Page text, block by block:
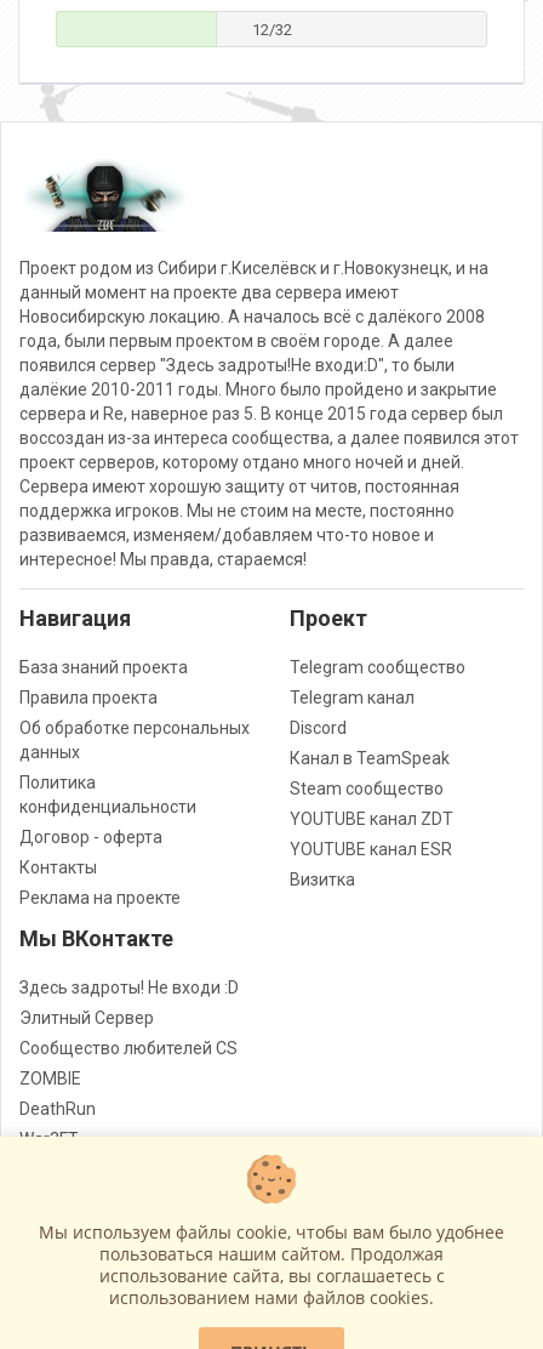
12/32
Проект родом из Сибири г.Киселёвск и г.Новокузнецк, и на
данный момент на проекте два сервера имеют
Новосибирскую локацию. А началось всё с далёкого 2008
года, были первым проектом в своём городе. А далее
появился сервер "Здесь задроты!Не входи:D", то были
далёкие 2010-2011 годы. Много было пройдено и закрытие
сервера и Re, наверное раз 5. В конце 2015 года сервер был
воссоздан из-за интереса сообщества, а далее появился этот
проект серверов, которому отдано много ночей и дней.
Сервера имеют хорошую защиту от читов, постоянная
поддержка игроков. Мы не стоим на месте, постоянно
развиваемся, изменяем/добавляем что-то новое и
интересное! Мы правда, стараемся!
Навигация
База знаний проекта
Правила проекта
Об обработке персональных
данных
Политика
конфиденциальности
Договор - оферта
Контакты
Реклама на проекте
Проект
Telegram сообщество
Telegram канал
Discord
Канал в TeamSpeak
Steam сообщество
YOUTUBE канал ZDT
YOUTUBE канал ESR
Визитка
Мы ВКонтакте
Здесь задроты! Не входи :D
Элитный Сервер
Сообщество любителей CS
ZOMBIE
DeathRun
War3FT
Лучшие сервера Counter - Strike © Все права защищены
Работает наGameCMS
Мы используем файлы cookie, чтобы вам было удобнее
пользоваться нашим сайтом. Продолжая
использование сайта, вы соглашаетесь c
использованием нами файлов cookies.